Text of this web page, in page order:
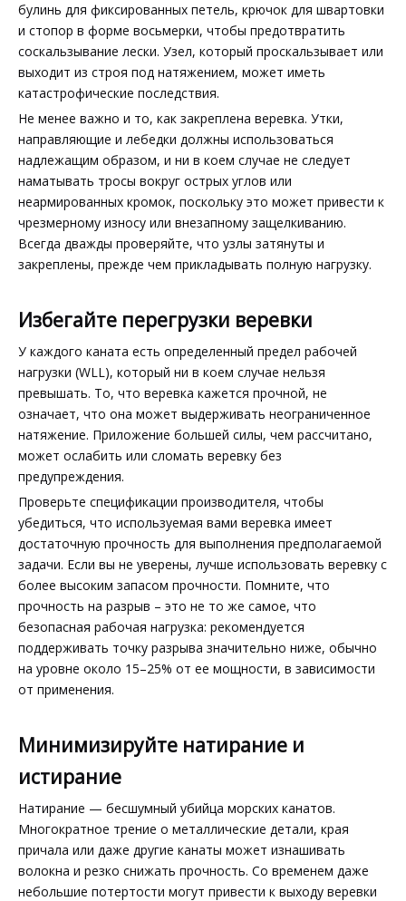
булинь для фиксированных петель, крючок для швартовки
и стопор в форме восьмерки, чтобы предотвратить
соскальзывание лески. Узел, который проскальзывает или
выходит из строя под натяжением, может иметь
катастрофические последствия.
Не менее важно и то, как закреплена веревка. Утки,
направляющие и лебедки должны использоваться
надлежащим образом, и ни в коем случае не следует
наматывать тросы вокруг острых углов или
неармированных кромок, поскольку это может привести к
чрезмерному износу или внезапному защелкиванию.
Всегда дважды проверяйте, что узлы затянуты и
закреплены, прежде чем прикладывать полную нагрузку.
Избегайте перегрузки веревки
У каждого каната есть определенный предел рабочей
нагрузки (WLL), который ни в коем случае нельзя
превышать. То, что веревка кажется прочной, не
означает, что она может выдерживать неограниченное
натяжение. Приложение большей силы, чем рассчитано,
может ослабить или сломать веревку без
предупреждения.
Проверьте спецификации производителя, чтобы
убедиться, что используемая вами веревка имеет
достаточную прочность для выполнения предполагаемой
задачи. Если вы не уверены, лучше использовать веревку с
более высоким запасом прочности. Помните, что
прочность на разрыв – это не то же самое, что
безопасная рабочая нагрузка: рекомендуется
поддерживать точку разрыва значительно ниже, обычно
на уровне около 15–25% от ее мощности, в зависимости
от применения.
Минимизируйте натирание и
истирание
Натирание — бесшумный убийца морских канатов.
Многократное трение о металлические детали, края
причала или даже другие канаты может изнашивать
волокна и резко снижать прочность. Со временем даже
небольшие потертости могут привести к выходу веревки